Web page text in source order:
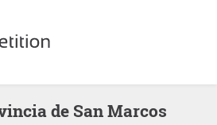
de San Marcos